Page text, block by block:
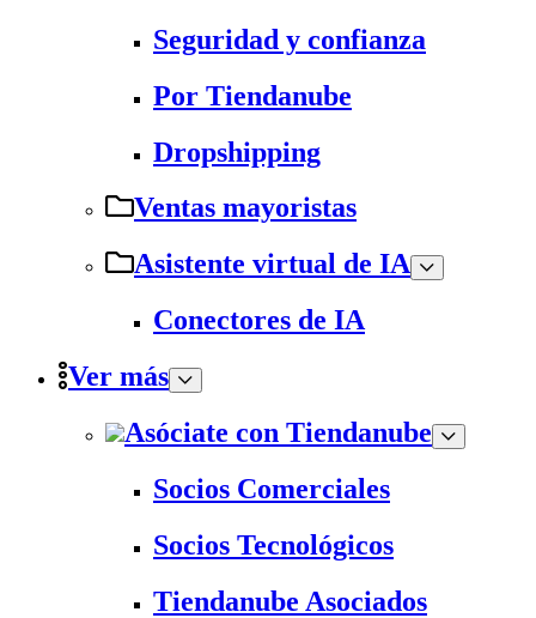
Seguridad y confianza
Por Tiendanube
Dropshipping
Ventas mayoristas
Asistente virtual de IA
Conectores de IA
Ver más
Asóciate con Tiendanube
Socios Comerciales
Socios Tecnológicos
Tiendanube Asociados